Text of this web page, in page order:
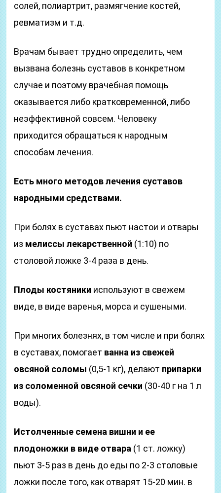
солей, полиартрит, размягчение костей,
ревматизм и т.д.
Врачам бывает трудно определить, чем
вызвана болезнь суставов в конкретном
случае и поэтому врачебная помощь
оказывается либо кратковременной, либо
неэффективной совсем. Человеку
приходится обращаться к народным
способам лечения.
Есть много методов лечения суставов
народными средствами.
При болях в суставах пьют настои и отвары
из мелиссы лекарственной (1:10) по
столовой ложке 3-4 раза в день.
Плоды костяники используют в свежем
виде, в виде варенья, морса и сушеными.
При многих болезнях, в том числе и при болях
в суставах, помогает ванна из свежей
овсяной соломы (0,5-1 кг), делают припарки
из соломенной овсяной сечки (30-40 г на 1 л
воды).
Истолченные семена вишни и ее
плодоножки в виде отвара (1 ст. ложку)
пьют 3-5 раз в день до еды по 2-3 столовые
ложки после того, как отварят 15-20 мин. в